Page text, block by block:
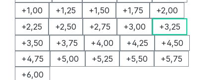
+1,00
+1,25 +1,50 +1,75
+2,00
+2,25
+2,50 +2,75 +3,00
+3,25
+3,50
+3,75 +4,00 +4,25
+4,50
+4,75
+5,00 +5,25 +5,50
+5,75
+6,00